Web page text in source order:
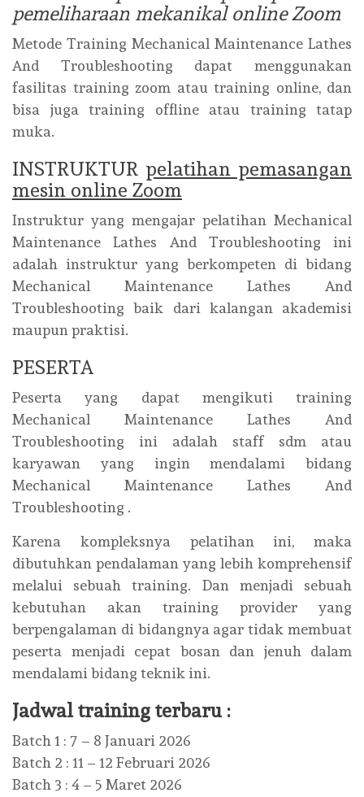
pemeliharaan mekanikal online Zoom
Metode Training Mechanical Maintenance Lathes
And Troubleshooting dapat menggunakan
fasilitas training zoom atau training online, dan
bisa juga training offline atau training tatap
muka.
INSTRUKTUR pelatihan pemasangan
mesin online Zoom
Instruktur yang mengajar pelatihan Mechanical
Maintenance Lathes And Troubleshooting ini
adalah instruktur yang berkompeten di bidang
Mechanical Maintenance Lathes And
Troubleshooting baik dari kalangan akademisi
maupun praktisi.
PESERTA
Peserta yang dapat mengikuti training
Mechanical Maintenance Lathes And
Troubleshooting ini adalah staff sdm atau
karyawan yang ingin mendalami bidang
Mechanical Maintenance Lathes And
Troubleshooting .
Karena kompleksnya pelatihan ini, maka
dibutuhkan pendalaman yang lebih komprehensif
melalui sebuah training. Dan menjadi sebuah
kebutuhan akan training provider yang
berpengalaman di bidangnya agar tidak membuat
peserta menjadi cepat bosan dan jenuh dalam
mendalami bidang teknik ini.
Jadwal training terbaru :
Batch 1 : 7 – 8 Januari 2026
Batch 2 : 11 – 12 Februari 2026
Batch 3 : 4 – 5 Maret 2026